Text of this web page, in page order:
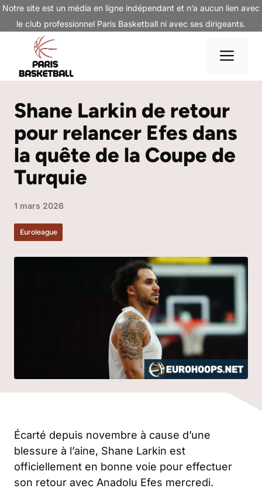
Aller
contenu
Notre site est un média en ligne indépendant et n’a aucun lien avec
le club professionnel Paris Basketball ni avec ses dirigeants.
Shane Larkin de retour
pour relancer Efes dans
la quête de la Coupe de
Turquie
1 mars 2026
Euroleague
Écarté depuis novembre à cause d’une
blessure à l’aine, Shane Larkin est
officiellement en bonne voie pour effectuer
son retour avec Anadolu Efes mercredi.